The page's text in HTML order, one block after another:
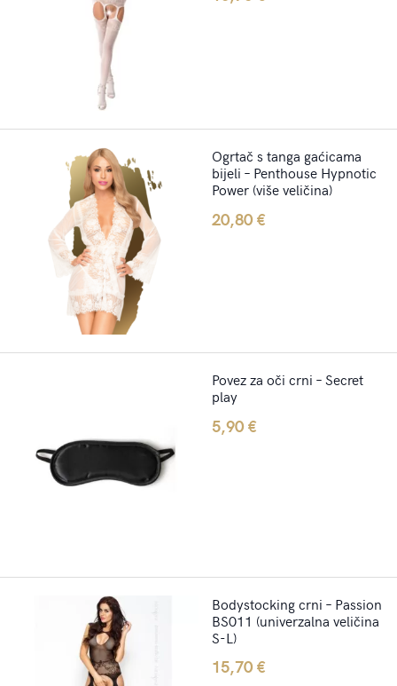
Ogrtač s tanga gaćicama
bijeli – Penthouse Hypnotic
Power (više veličina)
20,80€
Povez za oči crni – Secret
play
5,90€
Bodystocking crni – Passion
BS011 (univerzalna veličina
S-L)
15,70€